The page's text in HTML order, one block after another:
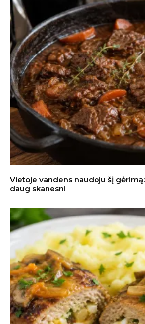
Vietoje vandens naudoju šį
daug skanesni